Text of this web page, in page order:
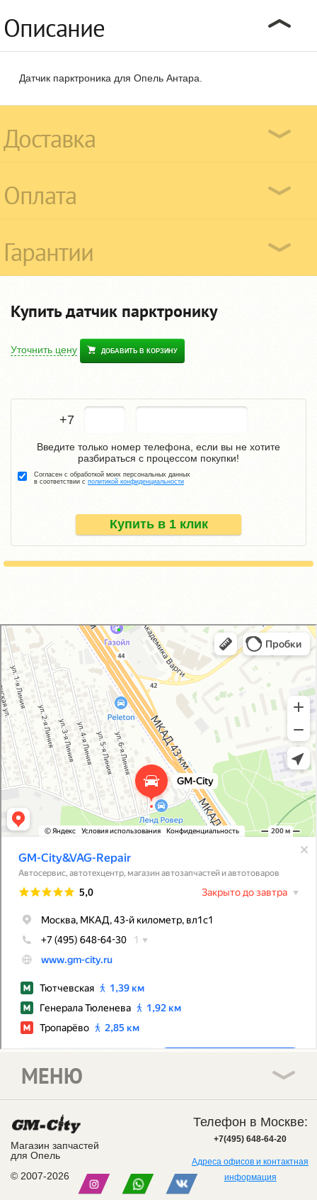
Описание
Датчик парктроника для Опель Антара.
Доставка
Оплата
Гарантии
Купить датчик парктронику
Уточнить цену ДОБАВИТЬ В КОРЗИНУ
+7
Купить в 1 клик
Введите только номер телефона, если вы не хотите
разбираться с процессом покупки!
Согласен с обработкой моих персональных данных
в соответствии с политикой конфиденциальности
GM-City&VAG-Repair
Автосервис, автотехцентр в Москве
Магазин автозапчастей и автотоваров в Москве
Магазин запчастей
для Опель
© 2007-2026
МЕНЮ
Телефон в Москве:
+7(495) 648-64-20
Адреса офисов и контактная
информация